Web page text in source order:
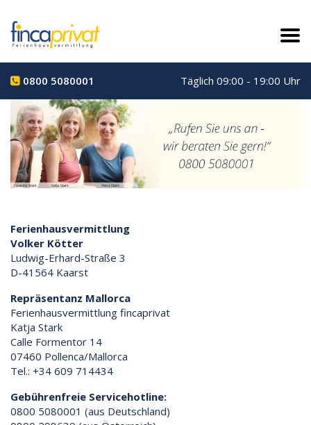
0800 5080001 Täglich 09:00 - 19:00 Uhr
Ferienhausvermittlung
Volker Kötter
Ludwig-Erhard-Straße 3
D-41564 Kaarst
Repräsentanz Mallorca
Ferienhausvermittlung fincaprivat
Katja Stark
Calle Formentor 14
07460 Pollenca/Mallorca
Tel.: +34 609 714434
Gebührenfreie Servicehotline:
0800 5080001 (aus Deutschland)